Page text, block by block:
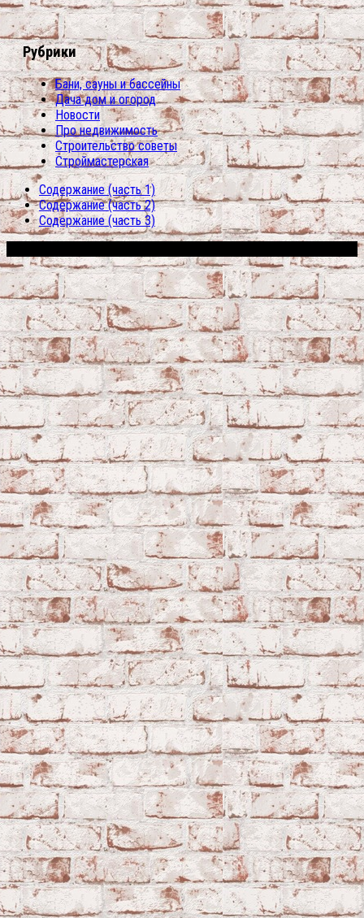
Рубрики
Бани, сауны и бассейны
Дача дом и огород
Новости
Про недвижимость
Строительство советы
Строймастерская
Содержание (часть 1)
Содержание (часть 2)
Содержание (часть 3)